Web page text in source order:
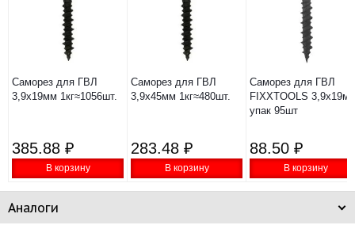
Саморез для ГВЛ
3,9х19мм 1кг≈1056шт.
385.88 ₽
В корзину
Саморез для ГВЛ
3,9х45мм 1кг≈480шт.
283.48 ₽
В корзину
Саморез для ГВЛ
FIXXTOOLS
упак 95шт
88.50 ₽
В корзину
Аналоги